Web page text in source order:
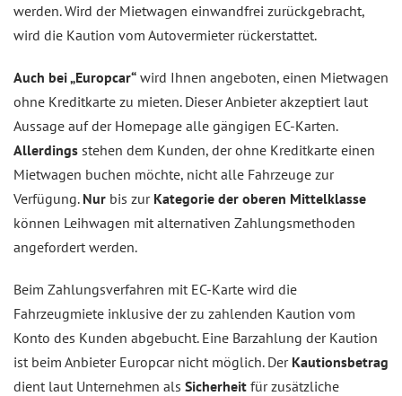
werden. Wird der Mietwagen einwandfrei zurückgebracht,
wird die Kaution vom Autovermieter rückerstattet.
Auch bei „Europcar“ wird Ihnen angeboten, einen Mietwagen
ohne Kreditkarte zu mieten. Dieser Anbieter akzeptiert laut
Aussage auf der Homepage alle gängigen EC-Karten.
Allerdings stehen dem Kunden, der ohne Kreditkarte einen
Mietwagen buchen möchte, nicht alle Fahrzeuge zur
Verfügung. Nur bis zur Kategorie der oberen Mittelklasse
können Leihwagen mit alternativen Zahlungsmethoden
angefordert werden.
Beim Zahlungsverfahren mit EC-Karte wird die
Fahrzeugmiete inklusive der zu zahlenden Kaution vom
Konto des Kunden abgebucht. Eine Barzahlung der Kaution
ist beim Anbieter Europcar nicht möglich. Der Kautionsbetrag
dient laut Unternehmen als Sicherheit für zusätzliche